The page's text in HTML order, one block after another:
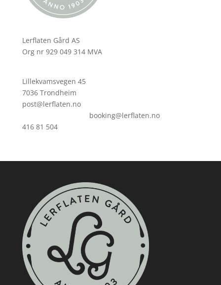
Lerflaten Gård AS
Org nr 929 049 314 MVA
Lillekvamsvegen 45
7036 Trondheim
post@lerflaten.no
booking@lerflaten.no
416 81 504